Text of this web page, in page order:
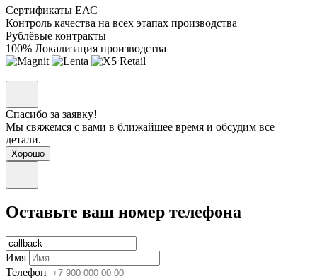
Сертификаты ЕАС
Контроль качества на всех этапах производства
Рублёвые контракты
100% Локализация производства
Спасибо за заявку!
Мы свяжемся с вами в ближайшее время и обсудим все
детали.
Хорошо
Оставьте ваш номер телефона
Имя
Телефон